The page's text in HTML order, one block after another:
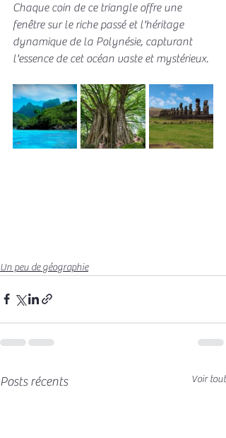
Chaque coin de ce triangle offre une
fenêtre sur le riche passé et l'héritage
dynamique de la Polynésie, capturant
l'essence de cet océan vaste et mystérieux.
Un peu de géographie
Posts récents Voir tout